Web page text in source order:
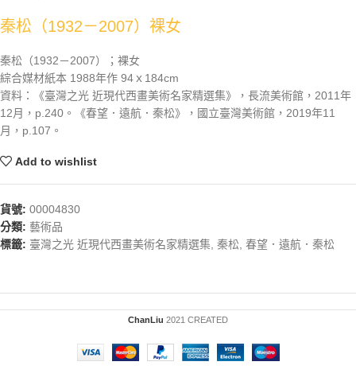
秦松（1932－2007）裸女
秦松（1932－2007）；裸女
綜合媒材紙本 1988年作 94ｘ184cm
資料：《臺灣之光 近現代西畫美術名家精選集》，長流美術館，2011年
12月，p.240。《春望．遠航．秦松》，國立臺灣美術館，2019年11
月，p.107。
Add to wishlist
貨號: 00004830
分類: 藝術品
標籤: 臺灣之光 近現代西畫美術名家精選集 秦松 春望．遠航．秦松
ChanLiu 2021 CREATED